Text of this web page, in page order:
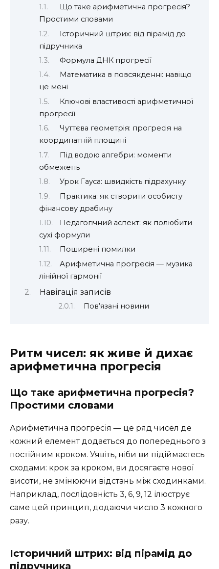
Що таке арифметична прогресія?
Простими словами
Історичний штрих: від пірамід до
підручника
Формула ДНК прогресії
Математика в повсякденні: навіщо
це мені
Ключові властивості арифметичної
прогресії
Чуттєва геометрія: прогресія на
координатній площині
Під водою алгебри: моменти
обмежень
Урок Гауса: швидкість підрахунку
Практика: як створити особисту
фінансову драбину
Педагогічний аспект: як полюбити
сухі формули
Поширені помилки
Арифметична прогресія — музика
лінійної гармонії
Навігація записів
Пов’язані новини
Ритм чисел: як живе й дихає
арифметична прогресія
Що таке арифметична прогресія?
Простими словами
Арифметична прогресія — це ряд чисел де
кожний елемент додається до попереднього з
постійним кроком. Уявіть, ніби ви підіймаєтесь
сходами: крок за кроком, ви досягаєте нової
висоти, не змінюючи відстань між сходинками.
Наприклад, послідовність 3, 6, 9, 12 ілюструє
саме цей принцип, додаючи число 3 кожного
разу.
Історичний штрих: від пірамід до
підручника